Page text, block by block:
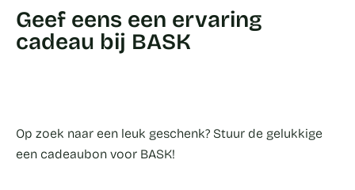
Geef eens een ervaring
cadeau bij BASK
Op zoek naar een leuk geschenk? Stuur de gelukkige
een cadeaubon voor BASK!